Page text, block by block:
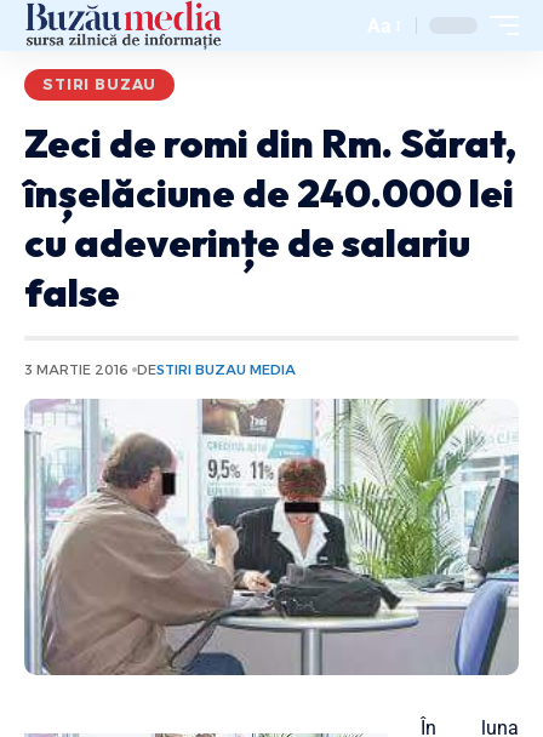
Aa
STIRI BUZAU
Zeci de romi din Rm. Sărat,
înșelăciune de 240.000 lei
cu adeverințe de salariu
false
3 MARTIE 2016 DESTIRI BUZAU MEDIA
În luna